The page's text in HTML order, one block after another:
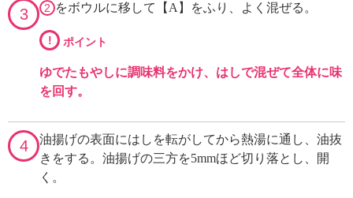
3 2 をボウルに移して【A】をふり、よく混ぜる。
! ポイント
ゆでたもやしに調味料をかけ、はしで混ぜて全体に味
を回す。
4
油揚げの表面にはしを転がしてから熱湯に通し、油抜
きをする。油揚げの三方を5mmほど切り落とし、開
く。